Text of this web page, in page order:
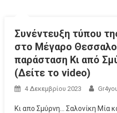
Συνέντευξη τύπου
στο Μέγαρο
παράσταση Κι από
(Δείτε το video)
4 Δεκεμβρίου 2023
Κι απο Σμύρνη… Σαλονίκη Μία